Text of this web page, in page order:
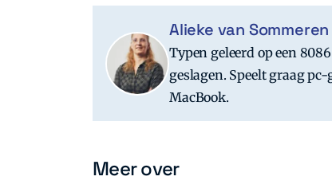
Alieke van Sommeren
Typen geleerd op een
geslagen. Speelt graag
MacBook.
Meer over